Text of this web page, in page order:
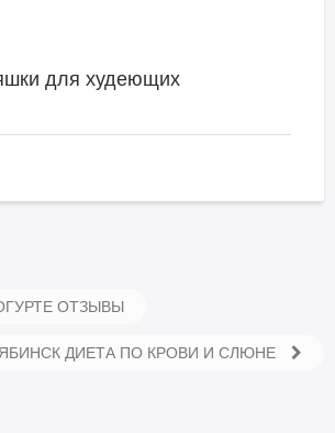
для худеющих
ОТЗЫВЫ
ДИЕТА ПО КРОВИ И СЛЮНЕ